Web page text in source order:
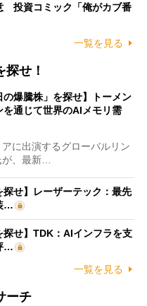
投資コミック「俺がカブ番
一覧を見る
せ！
の爆騰株」を探せ】トーメン
通じて世界のAIメモリ需
に出演するグローバルリン
、最新…
探せ】レーザーテック：最先
…
探せ】TDK：AIインフラを支
…
一覧を見る
ーチ